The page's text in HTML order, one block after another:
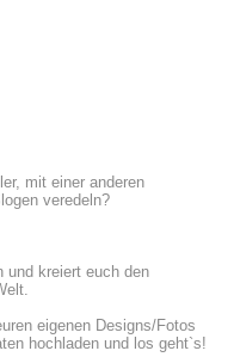
mit einer anderen
veredeln?
und kreiert euch den
eigenen Designs/Fotos
hochladen und los geht`s!